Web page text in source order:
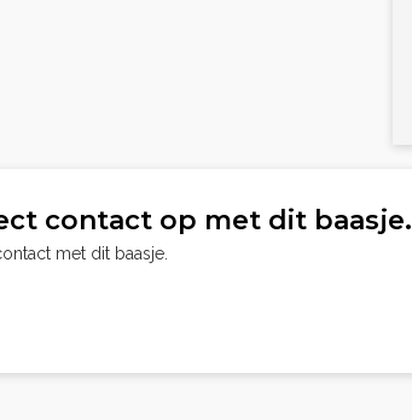
contact op met dit baasje.
met dit baasje.